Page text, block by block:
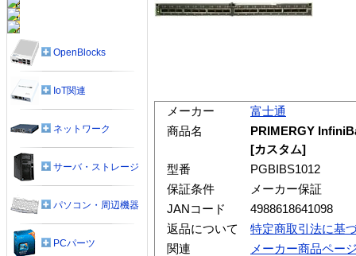
メーカー
富士通
商品名
PRIMERGY
[カスタム]
型番
PGBIBS1012
保証条件
メーカー保証
JANコード
4988618641098
返品について
特定商取引法に基
関連
メーカー商品ペー
OpenBlocks
IoT関連
ネットワーク
サーバ・ストレージ
パソコン・周辺機器
PCパーツ